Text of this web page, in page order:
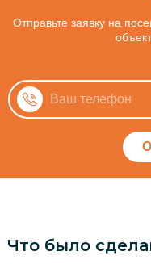
Отправьте заявку на
Что было